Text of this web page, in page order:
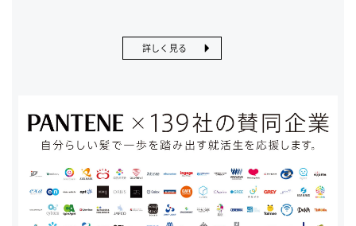
詳しく見る